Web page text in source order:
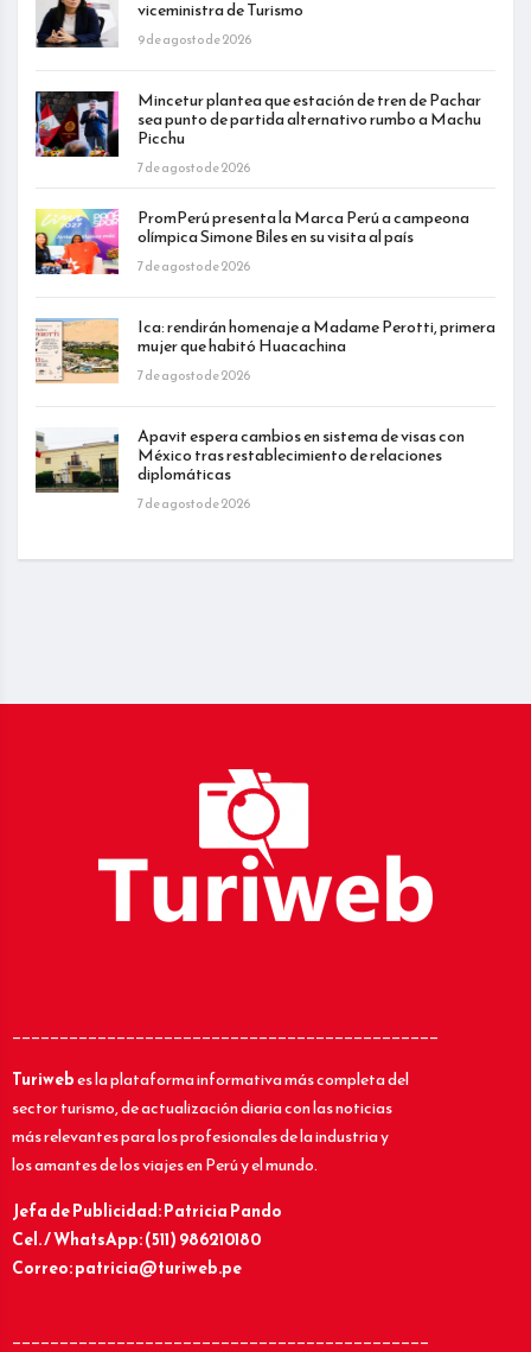
viceministra de Turismo
9 de agosto de 2026
Mincetur plantea que estación de tren de Pachar
sea punto de partida alternativo rumbo a Machu
Picchu
7 de agosto de 2026
PromPerú presenta la Marca Perú a campeona
olímpica Simone Biles en su visita al país
7 de agosto de 2026
Ica: rendirán homenaje a Madame Perotti, primera
mujer que habitó Huacachina
7 de agosto de 2026
Apavit espera cambios en sistema de visas con
México tras restablecimiento de relaciones
diplomáticas
7 de agosto de 2026
_____________________________________________
Turiwebes la plataforma informativa más completa del
sector turismo, de actualización diaria con las noticias
más relevantes para los profesionales de la industria y
los amantes de los viajes en Perú y el mundo.
Jefa de Publicidad: Patricia Pando
Cel. / WhatsApp: (511) 986210180
Correo: patricia@turiweb.pe
____________________________________________